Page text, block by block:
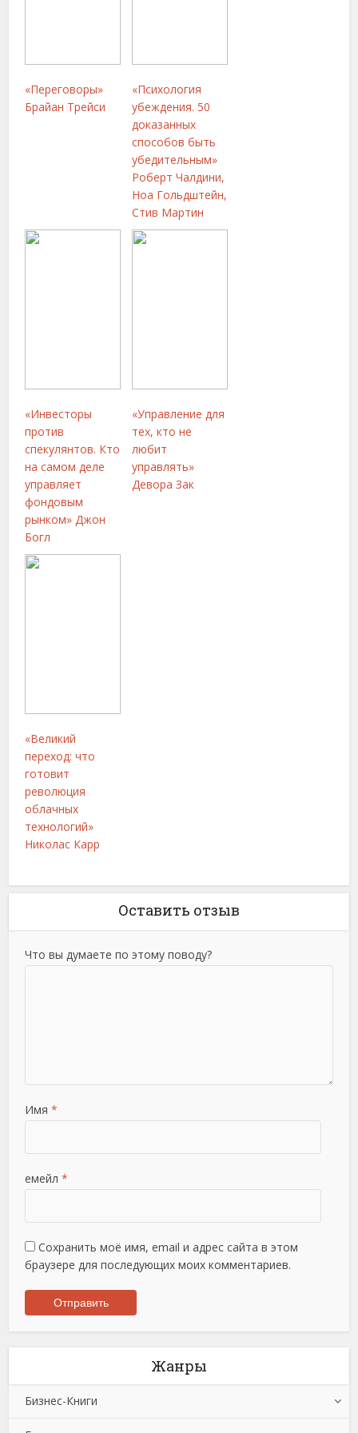
«Переговоры»
Брайан Трейси
«Психология
убеждения. 50
доказанных
способов быть
убедительным»
Роберт Чалдини,
Ноа Гольдштейн,
Стив Мартин
«Инвесторы
против
спекулянтов. Кто
на самом деле
управляет
фондовым
рынком» Джон
Богл
«Управление для
тех, кто не
любит
управлять»
Девора Зак
«Великий
переход: что
готовит
революция
облачных
технологий»
Николас Карр
Оставить отзыв
Что вы думаете по этому поводу?
Имя *
емейл *
Сохранить моё имя, email и адрес сайта в этом
браузере для последующих моих комментариев.
Жанры
Бизнес-Книги